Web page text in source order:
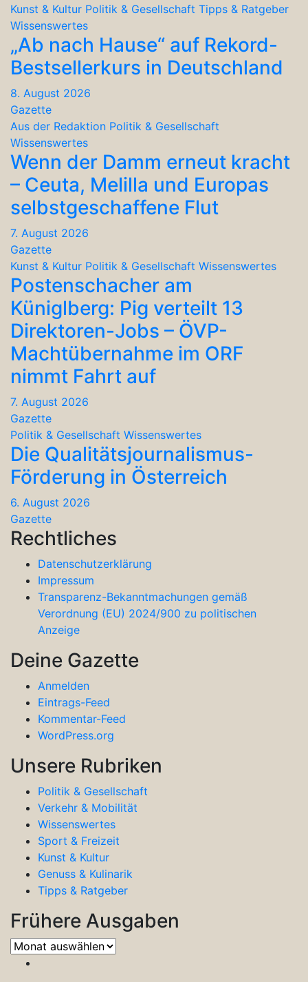
Kunst & Kultur Politik & Gesellschaft Tipps & Ratgeber
Wissenswertes
„Ab nach Hause“ auf Rekord-
Bestsellerkurs in Deutschland
8. August 2026
Gazette
Aus der Redaktion Politik & Gesellschaft
Wissenswertes
Wenn der Damm erneut kracht
– Ceuta, Melilla und Europas
selbstgeschaffene Flut
7. August 2026
Gazette
Kunst & Kultur Politik & Gesellschaft Wissenswertes
Postenschacher am
Küniglberg: Pig verteilt 13
Direktoren-Jobs – ÖVP-
Machtübernahme im ORF
nimmt Fahrt auf
7. August 2026
Gazette
Politik & Gesellschaft Wissenswertes
Die Qualitätsjournalismus-
Förderung in Österreich
6. August 2026
Gazette
Rechtliches
Datenschutzerklärung
Impressum
Transparenz-Bekanntmachungen gemäß
Verordnung (EU) 2024/900 zu politischen
Anzeige
Deine Gazette
Anmelden
Eintrags-Feed
Kommentar-Feed
WordPress.org
Unsere Rubriken
Politik & Gesellschaft
Verkehr & Mobilität
Wissenswertes
Sport & Freizeit
Kunst & Kultur
Genuss & Kulinarik
Tipps & Ratgeber
Frühere Ausgaben
Frühere
Ausgaben